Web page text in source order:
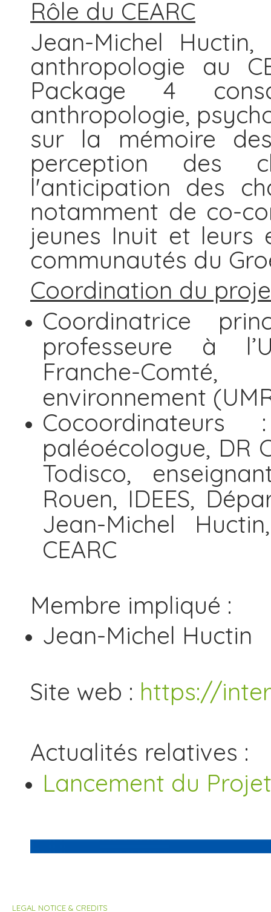
Rôle du CEARC
Jean-Michel
anthropologie au
Package 4
anthropologie,
sur la mémoire
perception des
l'anticipation des
notamment de co-
jeunes Inuit et leurs
communautés du
Coordination du
Coordinatrice
professeure à
Franche-
environnement
Cocoordinateurs
paléoécologue, DR
Todisco,
Rouen, IDEES,
Jean-Michel
CEARC
Membre impliqué :
Jean-Michel Huctin
Site web : https://
Actualités relatives :
Lancement du
LEGAL NOTICE & CREDITS